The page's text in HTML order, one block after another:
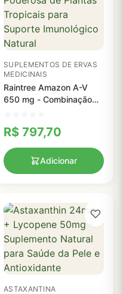
SUPLEMENTOS DE ERVAS
MEDICINAIS
Raintree Amazon A-V
650 mg - Combinação
Imunológico Natural
R$ 797,70
Adicionar
ASTAXANTINA